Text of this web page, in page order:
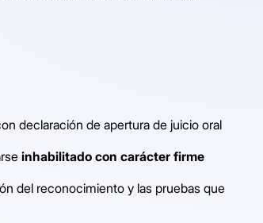
declaración de apertura de juicio oral
inhabilitado con carácter firme
del reconocimiento y las pruebas que